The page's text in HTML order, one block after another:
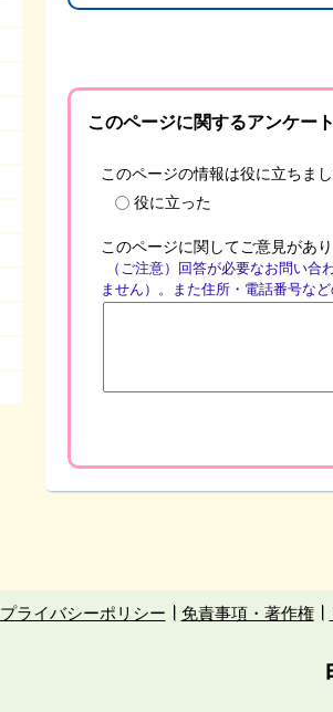
このページに関するアンケー
このページの情報は役に立ちま
役に立った
このページに関してご意見があ
（ご注意）回答が必要なお問い
ません）。また住所・電話番号な
プライバシーポリシー 免責事項・著作権